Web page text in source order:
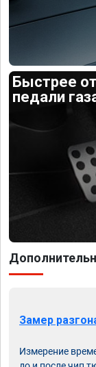
Быстрее
педали
Замер
Измерение